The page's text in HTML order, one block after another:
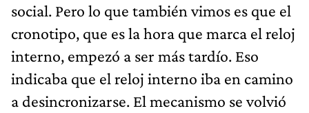
social. Pero lo que también vimos es que el
cronotipo, que es la hora que marca el reloj
interno, empezó a ser más tardío. Eso
indicaba que el reloj interno iba en camino
a desincronizarse. El mecanismo se volvió